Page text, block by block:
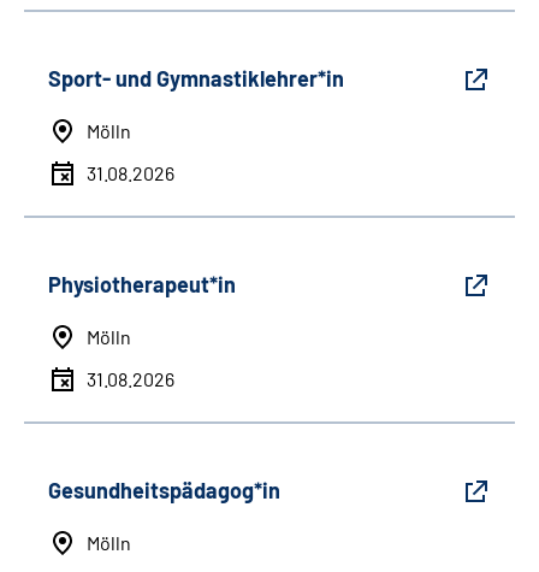
Sport- und Gymnastiklehrer*in
Mölln
31.08.2026
Physiotherapeut*in
Mölln
31.08.2026
Gesundheitspädagog*in
Mölln